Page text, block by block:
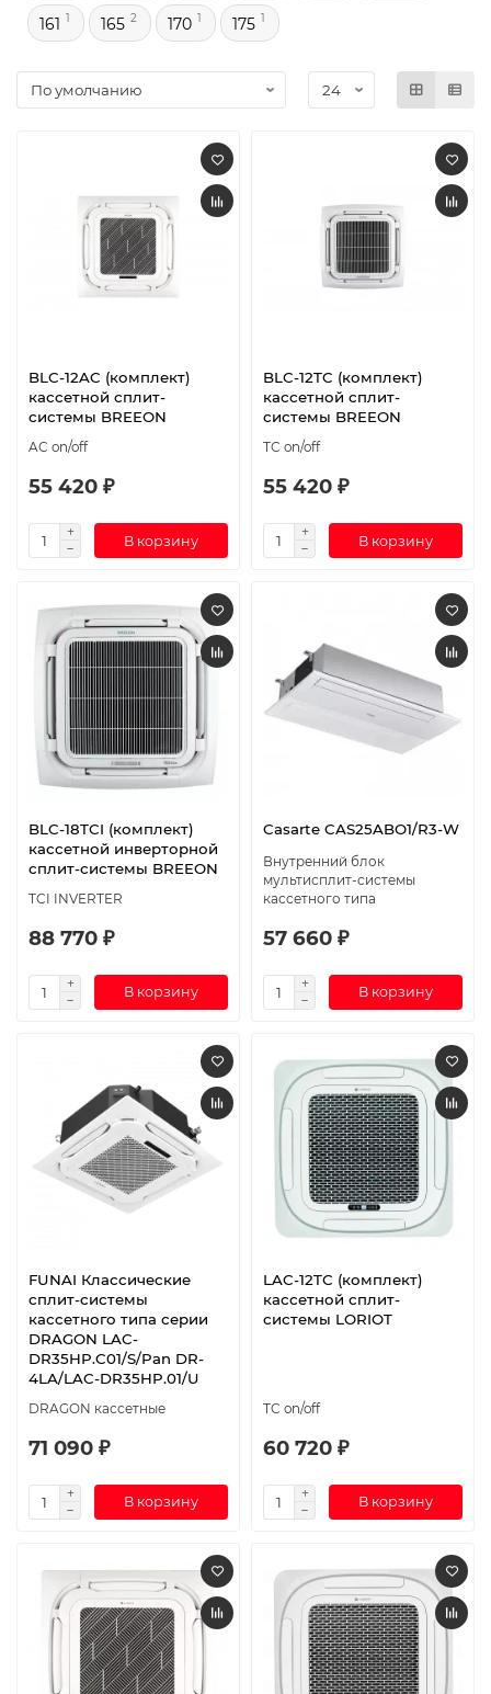
161 1 165 2 170 1 175 1
BLC-12AC (комплект)
кассетной сплит-
системы BREEON
AC on/off
55 420 ₽
В корзину
BLC-12TC (комплект)
кассетной сплит-
системы BREEON
TC on/off
55 420 ₽
В корзину
BLC-18TCI (комплект)
кассетной инверторной
сплит-системы BREEON
TCI INVERTER
88 770 ₽
В корзину
Casarte CAS25ABO1/R3-W
Внутренний блок
мультисплит-системы
кассетного типа
57 660 ₽
В корзину
FUNAI Классические
сплит-системы
кассетного типа серии
DRAGON LAC-
DR35HP.C01/S/Pan DR-
4LA/LAC-DR35HP.01/U
DRAGON кассетные
71 090 ₽
В корзину
LAC-12TС (комплект)
кассетной сплит-
системы LORIOT
TC on/off
60 720 ₽
В корзину